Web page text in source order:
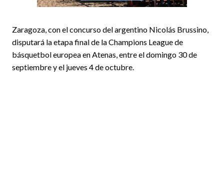
Zaragoza, con el concurso del argentino Nicolás Brussino,
disputará la etapa final de la Champions League de
básquetbol europea en Atenas, entre el domingo 30 de
septiembre y el jueves 4 de octubre.